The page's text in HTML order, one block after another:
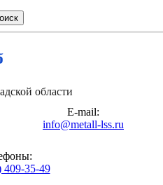
области
E-mail:
info@metall-lss.ru
409-35-49